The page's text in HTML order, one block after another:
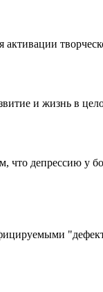
и жизнь в
что депрессию у